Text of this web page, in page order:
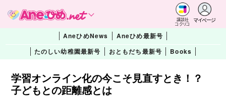
講談社
コクリコ
マイページ
AneひめNews
Aneひめ最新号
たのしい幼稚園最新号
おともだち最新号 Books
学習オンライン化の今こそ見直すとき！？
子どもとの距離感とは